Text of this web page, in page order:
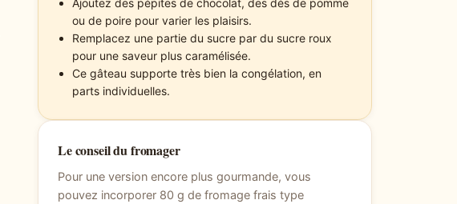
Ajoutez des pépites de chocolat, des dés de pomme
ou de poire pour varier les plaisirs.
Remplacez une partie du sucre par du sucre roux
pour une saveur plus caramélisée.
Ce gâteau supporte très bien la congélation, en
parts individuelles.
Le conseil du fromager
Pour une version encore plus gourmande, vous
pouvez incorporer 80 g de fromage frais type